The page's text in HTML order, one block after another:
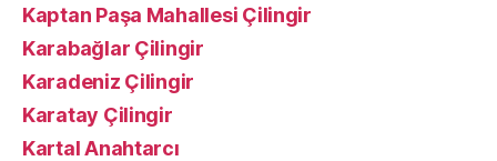
Kaptan Paşa Mahallesi Çilingir
Karabağlar Çilingir
Karadeniz Çilingir
Karatay Çilingir
Kartal Anahtarcı